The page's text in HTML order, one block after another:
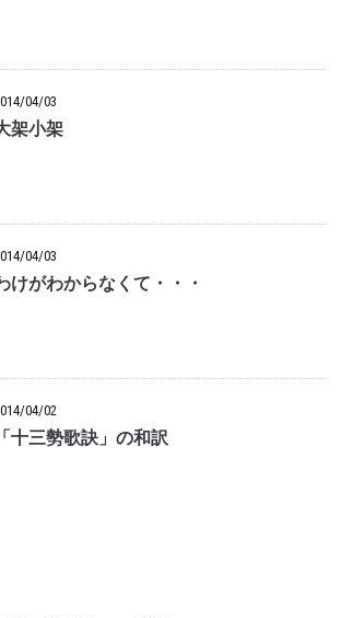
04/03
架小架
04/03
けがわからなくて・・・
04/02
「十三勢歌訣」の和訳